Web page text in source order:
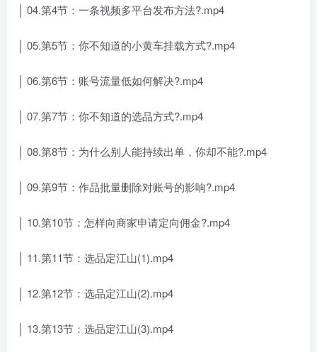
│ 04.第4节：一条视频多平台发布方法?.mp4
│ 05.第5节：你不知道的小黄车挂载方式?.mp4
│ 06.第6节：账号流量低如何解决?.mp4
│ 07.第7节：你不知道的选品方式?.mp4
│ 08.第8节：为什么别人能持续出单，你却不能?.mp4
│ 09.第9节：作品批量删除对账号的影响?.mp4
│ 10.第10节：怎样向商家申请定向佣金?.mp4
│ 11.第11节：选品定江山(1).mp4
│ 12.第12节：选品定江山(2).mp4
│ 13.第13节：选品定江山(3).mp4